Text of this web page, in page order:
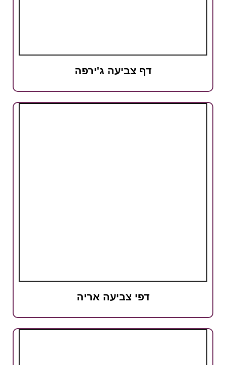
דף צביעה ג'ירפה
דפי צביעה אריה